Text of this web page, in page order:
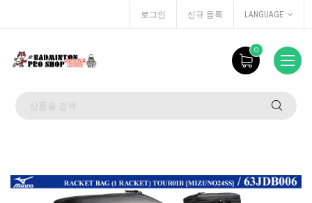
로그인 신규 등록 LANGUAGE
0